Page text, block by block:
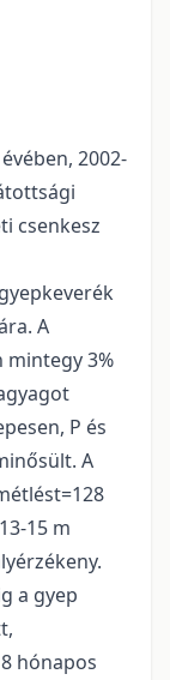
2002-
csenkesz
A
3%
P és
A
15 m
a gyep
hónapos